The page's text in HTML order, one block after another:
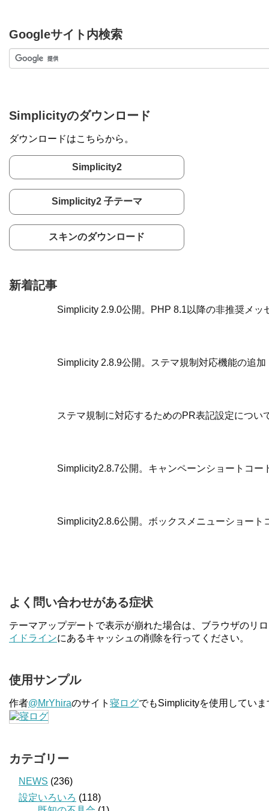
Googleサイト内検索
Simplicityのダウンロード
ダウンロードはこちらから。
Simplicity2
Simplicity2 子テーマ
スキンのダウンロード
新着記事
Simplicity 2.9.0公開。PHP 8.1以降の非推奨メッ
Simplicity 2.8.9公開。ステマ規制対応機能の追加
ステマ規制に対応するためのPR表記設定につい
Simplicity2.8.7公開。キャンペーンショートコー
Simplicity2.8.6公開。ボックスメニューショート
よく問い合わせがある症状
テーマアップデートで表示が崩れた場合は、ブラウザのリ
イドラインにあるキャッシュの削除を行ってください。
使用サンプル
作者@MrYhiraのサイト 寝ログでもSimplicityを使用していま
カテゴリー
NEWS (236)
設定いろいろ (118)